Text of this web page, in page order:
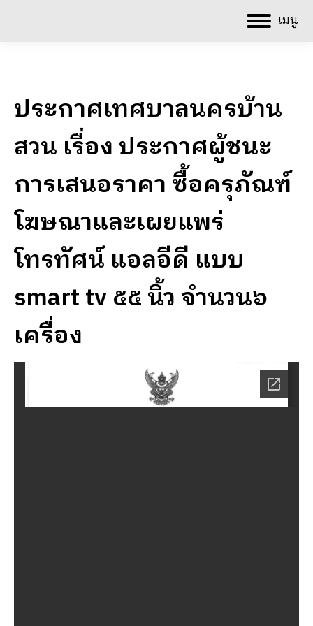
เมนู
ประกาศเทศบาลนครบ้าน
สวน เรื่อง ประกาศผู้ชนะ
การเสนอราคา ซื้อครุภัณฑ์
โฆษณาและเผยแพร่
โทรทัศน์ แอลอีดี แบบ
smart tv ๕๕ นิ้ว จำนวน๖
เครื่อง